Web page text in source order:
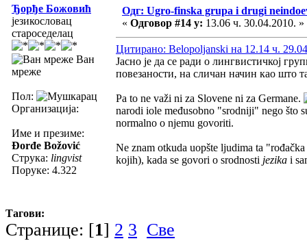
Ђорђе Божовић
језикословац
староседелац
Ван
мреже
Пол:
Организација:
Име и презиме:
Đorđe Božović
Струка: lingvist
Поруке: 4.322
Одг: Ugro-finska grupa i drugi
« Одговор #14 у: 13.06 ч. 30.04.2010. »
Цитирано: Belopoljanski на 12.14 ч.
Јасно је да се ради о лингвистичкој
повезаности, на сличан начин као што
Pa to ne važi ni za Slovene ni za Germane.
narodi iole međusobno "srodniji" nego što
normalno o njemu govoriti.
Ne znam otkuda uopšte ljudima ta
kojih), kada se govori o srodnosti jezika i
Тагови:
Странице: [1] 2 3 Све